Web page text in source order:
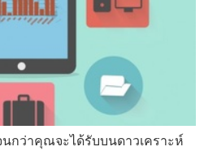
กว่าคุณจะได้รับบนดาวเคราะห์